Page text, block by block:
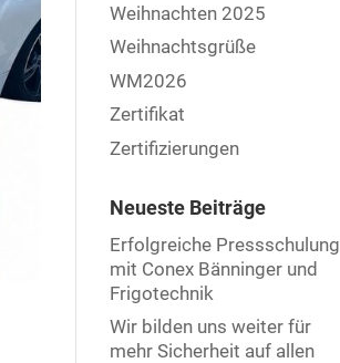
Weihnachten 2025
Weihnachtsgrüße
WM2026
Zertifikat
Zertifizierungen
Neueste Beiträge
Erfolgreiche Pressschulung
mit Conex Bänninger und
Frigotechnik
Wir bilden uns weiter für
mehr Sicherheit auf allen